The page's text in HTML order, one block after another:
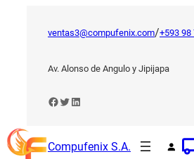
ventas3@compufenix.com/+593 98
Av. Alonso de Angulo y Jipijapa
Facebook
Twitter
LinkedIn
Compufenix S.A.